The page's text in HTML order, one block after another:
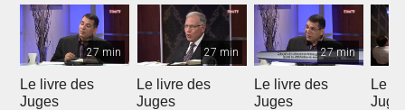
27 min
Le livre des
Juges
27 min
Le livre des
Juges
27 min
Le livre des
Juges
Le